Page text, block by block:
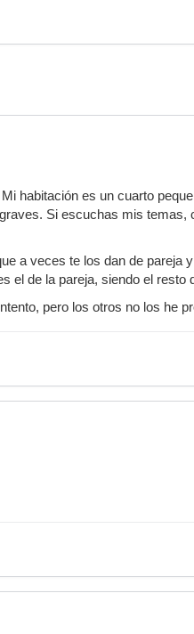
habitación es un cuarto
Si escuchas mis temas,
a veces te los dan de pareja
el de la pareja, siendo el resto
pero los otros no los he